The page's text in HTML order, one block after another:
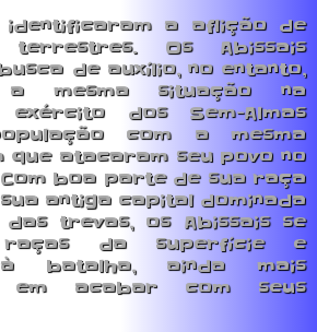
identificaram a aflição de
Os Abissais
de auxílio, no entanto,
a mesma situação na
dos Sem-Almas
com a mesma
que atacaram seu povo no
boa parte de sua raça
antiga capital dominada
trevas, os Abissais se
da superfície e
batalha, ainda mais
em acabar com seus